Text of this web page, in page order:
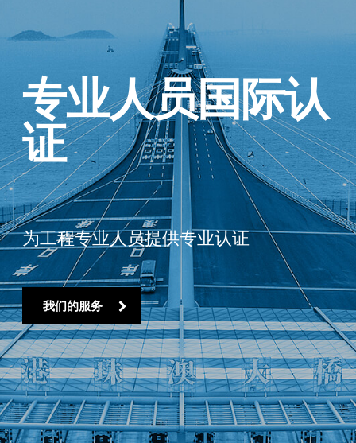
工程咨询行业的
区域服务提供商
在区域参与合作的基础上推广FIDIC理念